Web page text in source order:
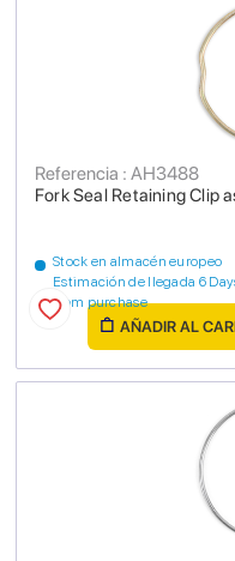
Fork Seal Retaining Clip
Referencia : AH3488
Stock en almacén europeo
Estimación de llegada 6
from purchase
AÑADIR AL